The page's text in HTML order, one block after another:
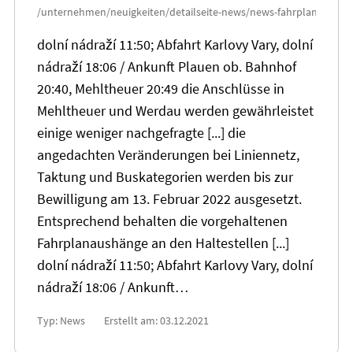
dolní nádraží 11:50; Abfahrt Karlovy Vary, dolní
nádraží 18:06 / Ankunft Plauen ob. Bahnhof
20:40, Mehltheuer20:49 die Anschlüsse in
Mehltheuer und Werdau werden gewährleistet
einige weniger nachgefragte [...] die
angedachten Veränderungen bei Liniennetz,
Taktung und Buskategorien werden bis zur
Bewilligung am 13. Februar 2022 ausgesetzt.
Entsprechend behalten die vorgehaltenen
Fahrplanaushänge an den Haltestellen [...]
dolní nádraží 11:50; Abfahrt Karlovy Vary, dolní
nádraží 18:06 / Ankunft…
Typ: News Erstellt am: 03.12.2021